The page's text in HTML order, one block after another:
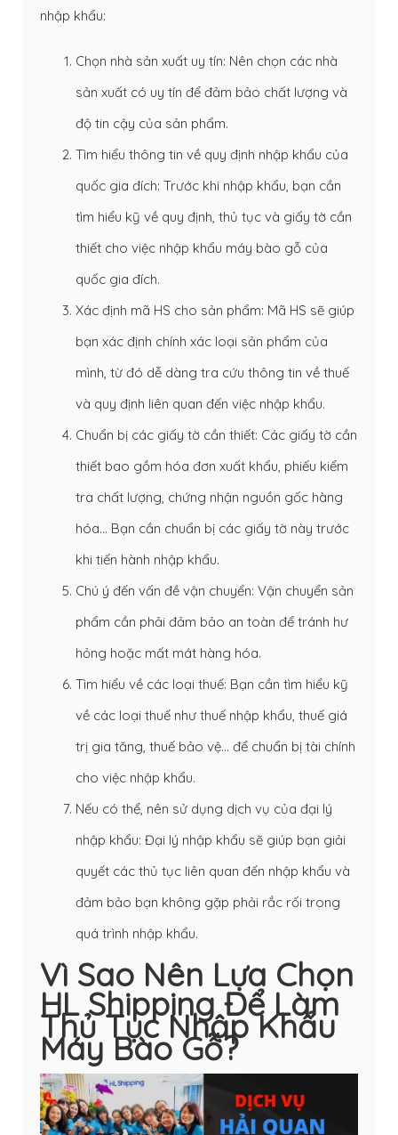
nhập khẩu:
Chọn nhà sản xuất uy tín: Nên chọn các nhà
sản xuất có uy tín để đảm bảo chất lượng và
độ tin cậy của sản phẩm.
Tìm hiểu thông tin về quy định nhập khẩu của
quốc gia đích: Trước khi nhập khẩu, bạn cần
tìm hiểu kỹ về quy định, thủ tục và giấy tờ cần
thiết cho việc nhập khẩu máy bào gỗ của
quốc gia đích.
Xác định mã HS cho sản phẩm: Mã HS sẽ giúp
bạn xác định chính xác loại sản phẩm của
mình, từ đó dễ dàng tra cứu thông tin về thuế
và quy định liên quan đến việc nhập khẩu.
Chuẩn bị các giấy tờ cần thiết: Các giấy tờ cần
thiết bao gồm hóa đơn xuất khẩu, phiếu kiểm
tra chất lượng, chứng nhận nguồn gốc hàng
hóa… Bạn cần chuẩn bị các giấy tờ này trước
khi tiến hành nhập khẩu.
Chú ý đến vấn đề vận chuyển: Vận chuyển sản
phẩm cần phải đảm bảo an toàn để tránh hư
hỏng hoặc mất mát hàng hóa.
Tìm hiểu về các loại thuế: Bạn cần tìm hiểu kỹ
về các loại thuế như thuế nhập khẩu, thuế giá
trị gia tăng, thuế bảo vệ… để chuẩn bị tài chính
cho việc nhập khẩu.
Nếu có thể, nên sử dụng dịch vụ của đại lý
nhập khẩu: Đại lý nhập khẩu sẽ giúp bạn giải
quyết các thủ tục liên quan đến nhập khẩu và
đảm bảo bạn không gặp phải rắc rối trong
quá trình nhập khẩu.
Vì Sao Nên Lựa Chọn
HL Shipping Để Làm
Thủ Tục Nhập Khẩu
Máy Bào Gỗ?